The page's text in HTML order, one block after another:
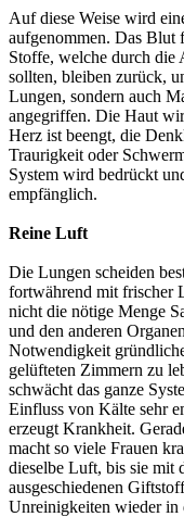
Auf diese Weise wird
aufgenommen. Das Blut
Stoffe, welche durch die
sollten, bleiben zurück,
Lungen, sondern auch
angegriffen. Die Haut
Herz ist beengt, die
Traurigkeit oder
System wird bedrückt
empfänglich.
Reine Luft
Die Lungen scheiden
fortwährend mit frischer
nicht die nötige Menge
und den anderen
Notwendigkeit
gelüfteten Zimmern zu
schwächt das ganze
Einfluss von Kälte sehr
erzeugt Krankheit.
macht so viele Frauen
dieselbe Luft, bis sie mit
ausgeschiedenen
Unreinigkeiten wieder in